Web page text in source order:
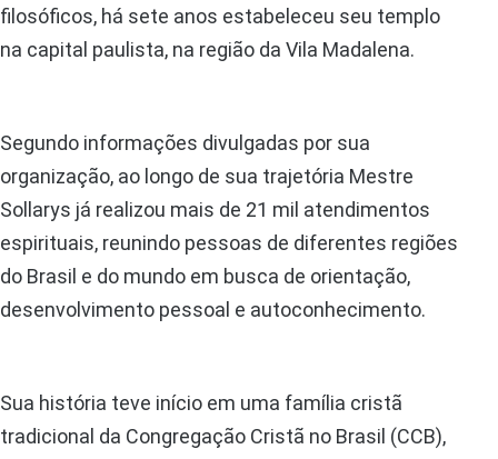
filosóficos, há sete anos estabeleceu seu templo
na capital paulista, na região da Vila Madalena.
Segundo informações divulgadas por sua
organização, ao longo de sua trajetória Mestre
Sollarys já realizou mais de 21 mil atendimentos
espirituais, reunindo pessoas de diferentes regiões
do Brasil e do mundo em busca de orientação,
desenvolvimento pessoal e autoconhecimento.
Sua história teve início em uma família cristã
tradicional da Congregação Cristã no Brasil (CCB),